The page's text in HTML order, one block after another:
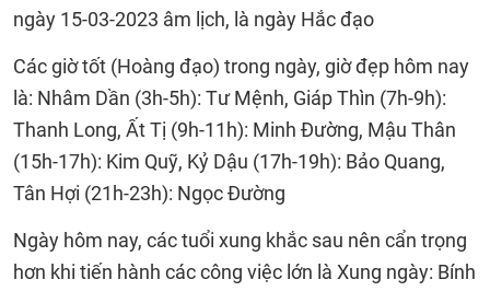
ngày 15-03-2023 âm lịch, là ngày Hắc đạo
Các giờ tốt (Hoàng đạo) trong ngày, giờ đẹp hôm nay
là: Nhâm Dần (3h-5h): Tư Mệnh, Giáp Thìn (7h-9h):
Thanh Long, Ất Tị (9h-11h): Minh Đường, Mậu Thân
(15h-17h): Kim Quỹ, Kỷ Dậu (17h-19h): Bảo Quang,
Tân Hợi (21h-23h): Ngọc Đường
Ngày hôm nay, các tuổi xung khắc sau nên cẩn trọng
hơn khi tiến hành các công việc lớn là Xung ngày: Bính